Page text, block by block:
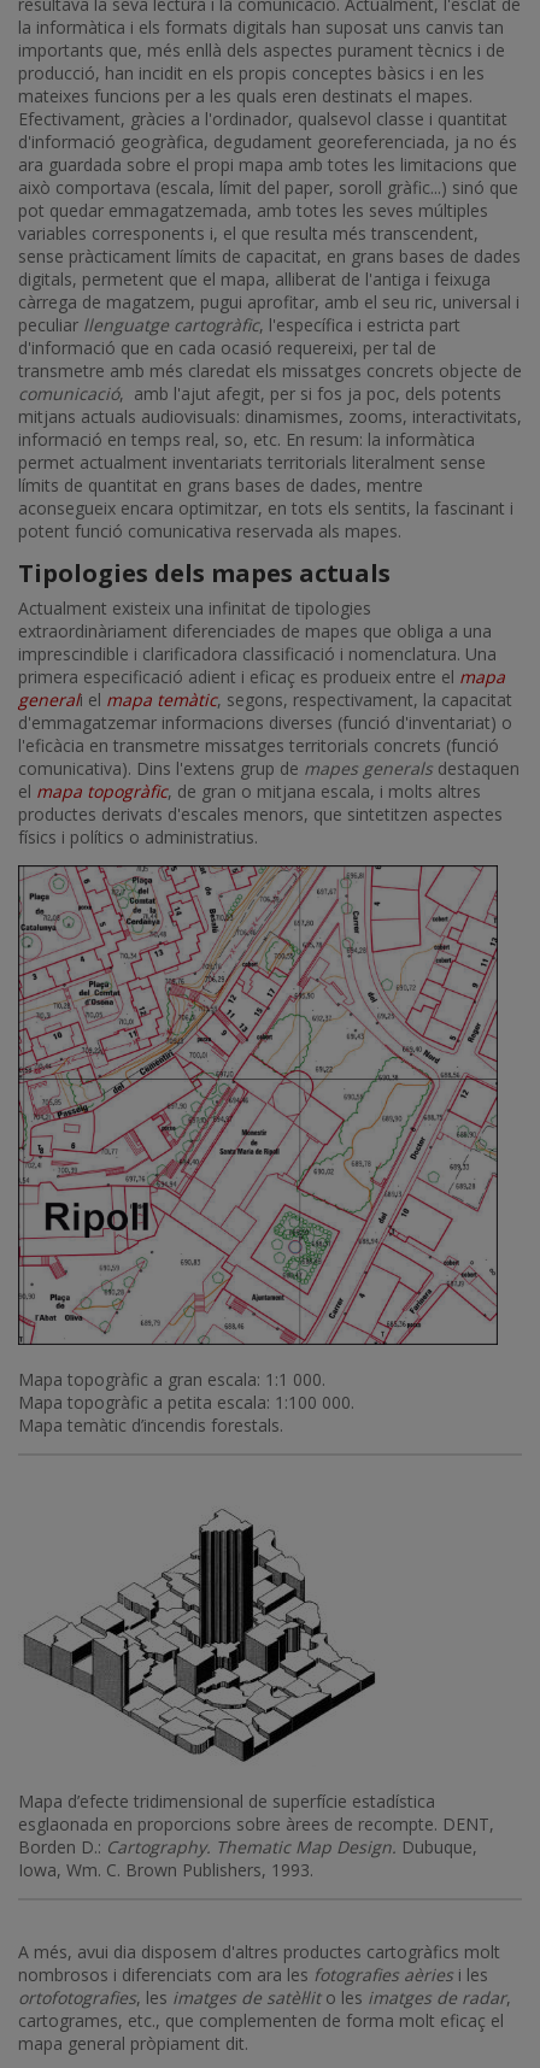
la informàtica i els formats digitals han suposat uns canvis tan
importants que, més enllà dels aspectes purament tècnics i de
producció, han incidit en els propis conceptes bàsics i en les
mateixes funcions per a les quals eren destinats el mapes.
Efectivament, gràcies a l'ordinador, qualsevol classe i quantitat
d'informació geogràfica, degudament georeferenciada, ja no és
ara guardada sobre el propi mapa amb totes les limitacions que
això comportava (escala, límit del paper, soroll gràfic...) sinó que
pot quedar emmagatzemada, amb totes les seves múltiples
variables corresponents i, el que resulta més transcendent,
sense pràcticament límits de capacitat, en grans bases de dades
digitals, permetent que el mapa, alliberat de l'antiga i feixuga
càrrega de magatzem, pugui aprofitar, amb el seu ric, universal i
peculiar llenguatge cartogràfic, l'específica i estricta part
d'informació que en cada ocasió requereixi, per tal de
transmetre amb més claredat els missatges concrets objecte de
comunicació, amb l'ajut afegit, per si fos ja poc, dels potents
mitjans actuals audiovisuals: dinamismes, zooms, interactivitats,
informació en temps real, so, etc. En resum: la informàtica
permet actualment inventariats territorials literalment sense
límits de quantitat en grans bases de dades, mentre
aconsegueix encara optimitzar, en tots els sentits, la fascinant i
potent funció comunicativa reservada als mapes.
Tipologies dels mapes actuals
Actualment existeix una infinitat de tipologies
extraordinàriament diferenciades de mapes que obliga a una
imprescindible i clarificadora classificació i nomenclatura. Una
primera especificació adient i eficaç es produeix entre el mapa
generali el mapa temàtic, segons, respectivament, la capacitat
d'emmagatzemar informacions diverses (funció d'inventariat) o
l'eficàcia en transmetre missatges territorials concrets (funció
comunicativa). Dins l'extens grup de mapes generals destaquen
el mapa topogràfic, de gran o mitjana escala, i molts altres
productes derivats d'escales menors, que sintetitzen aspectes
físics i polítics o administratius.
Imatge
Mapa topogràfic a gran escala: 1:1 000.
Mapa topogràfic a petita escala: 1:100 000.
Mapa temàtic d’incendis forestals.
Mapa d’efecte tridimensional de superfície estadística
esglaonada en proporcions sobre àrees de recompte. DENT,
Borden D.: Cartography. Thematic Map Design. Dubuque,
Iowa, Wm. C. Brown Publishers, 1993.
A més, avui dia disposem d'altres productes cartogràfics molt
nombrosos i diferenciats com ara les fotografies aèries i les
ortofotografies, les imatges de satèl·lito les imatges de radar,
cartogrames, etc., que complementen de forma molt eficaç el
mapa general pròpiament dit.